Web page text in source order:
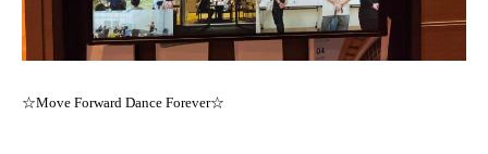
☆Move Forward Dance Forever☆